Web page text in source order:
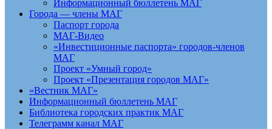
Информационный бюллетень МАГ
Города — члены МАГ
Паспорт города
МАГ-Видео
«Инвестиционные паспорта» городов-членов
МАГ
Проект «Умный город»
Проект «Презентация городов МАГ»
«Вестник МАГ»
Информационный бюллетень МАГ
Библиотека городских практик МАГ
Телеграмм канал МАГ